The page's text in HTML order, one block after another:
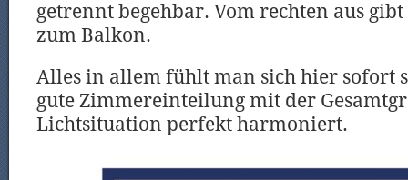
getrennt begehbar. Vom rechten aus gibt
zum Balkon.
Alles in allem fühlt man sich hier sofort
gute Zimmereinteilung mit der
Lichtsituation perfekt harmoniert.